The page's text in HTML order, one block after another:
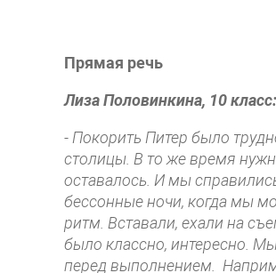
Прямая речь
Лиза Половинкина, 10
- Покорить Питер было
столицы. В то же время
оставалось. И мы
бессонные ночи, когда мы
ритм. Вставали, ехали на
было классно, интересно.
перед выполнением.